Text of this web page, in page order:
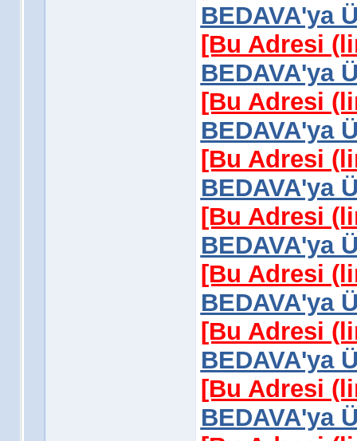
BEDAVA'ya
[Bu Adresi
BEDAVA'ya
[Bu Adresi
BEDAVA'ya
[Bu Adresi
BEDAVA'ya
[Bu Adresi
BEDAVA'ya
[Bu Adresi
BEDAVA'ya
[Bu Adresi
BEDAVA'ya
[Bu Adresi
BEDAVA'ya